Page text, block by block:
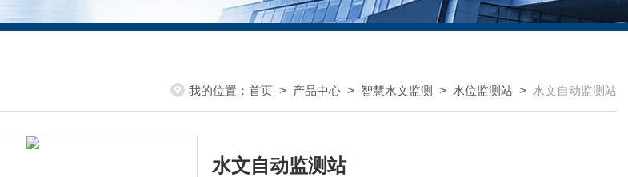
我的位置： 首页 > 产品中心 > 智慧水文监测 > 水位监测站 > 水文自动监测站
水文自动监测站